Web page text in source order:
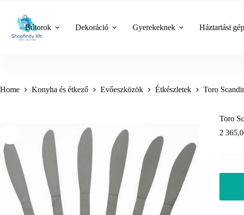
content
Bútorok Dekoráció Gyerekeknek Háztartási
Home Konyha és étkező Evőeszközök Étkészletek Toro
Toro
2